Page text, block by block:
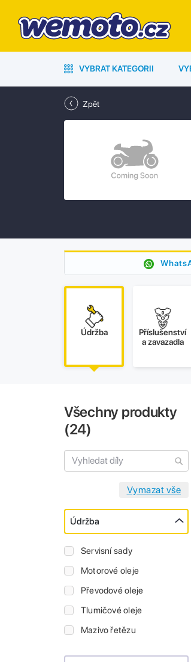
VYBRAT KATEGORII
Zpět
Údržba
Příslušenství
a zavazadla
Všechny produkty
(24)
Údržba
Servisní sady
Motorové oleje
Převodové oleje
Tlumičové oleje
Mazivo řetězu